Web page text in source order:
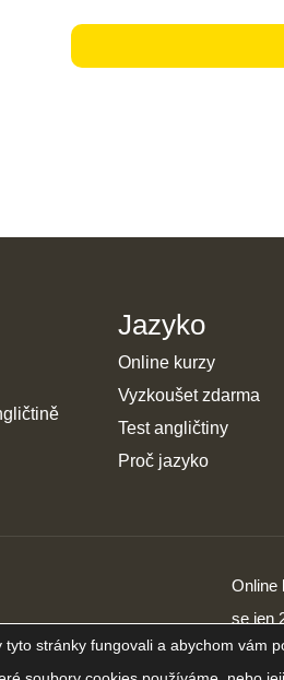
Jazyko
Online kurzy
Vyzkoušet zdarma
Test angličtiny
Proč jazyko
Online
se jen
stránky fungovali a abychom vám